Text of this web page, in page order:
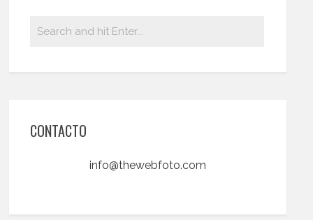
CONTACTO
info@thewebfoto.com